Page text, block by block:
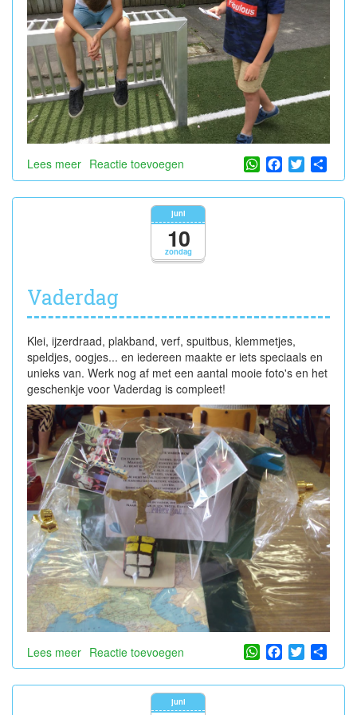
Lees meer over
Dialoog
Reactie toevoegen WhatsApp
Facebook
Twitter
zondag
juni
10
Vaderdag
Klei, ijzerdraad, plakband, verf, spuitbus, klemmetjes,
speldjes, oogjes... en iedereen maakte er iets speciaals en
unieks van. Werk nog af met een aantal mooie foto's en het
geschenkje voor Vaderdag is compleet!
Lees meer over
Vaderdag
Reactie toevoegen WhatsApp
Facebook
Twitter
juni